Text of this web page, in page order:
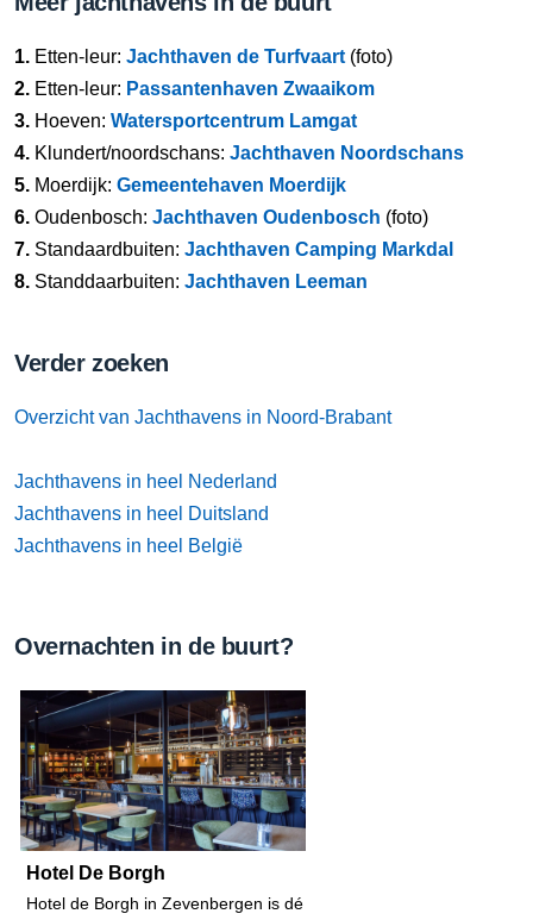
1. Etten-leur: Jachthaven de Turfvaart (foto)
2. Etten-leur: Passantenhaven Zwaaikom
3. Hoeven: Watersportcentrum Lamgat
4. Klundert/noordschans: Jachthaven Noordschans
5. Moerdijk: Gemeentehaven Moerdijk
6. Oudenbosch: Jachthaven Oudenbosch (foto)
7. Standaardbuiten: Jachthaven Camping Markdal
8. Standdaarbuiten: Jachthaven Leeman
Verder zoeken
Overzicht van Jachthavens in Noord-Brabant
Jachthavens in heel Nederland
Jachthavens in heel Duitsland
Jachthavens in heel België
Overnachten in de buurt?
Hotel De Borgh
Hotel de Borgh in Zevenbergen is dé